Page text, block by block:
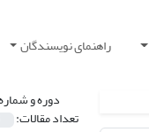
راهنمای نویسندگان
دوره و
تعداد مقالات: